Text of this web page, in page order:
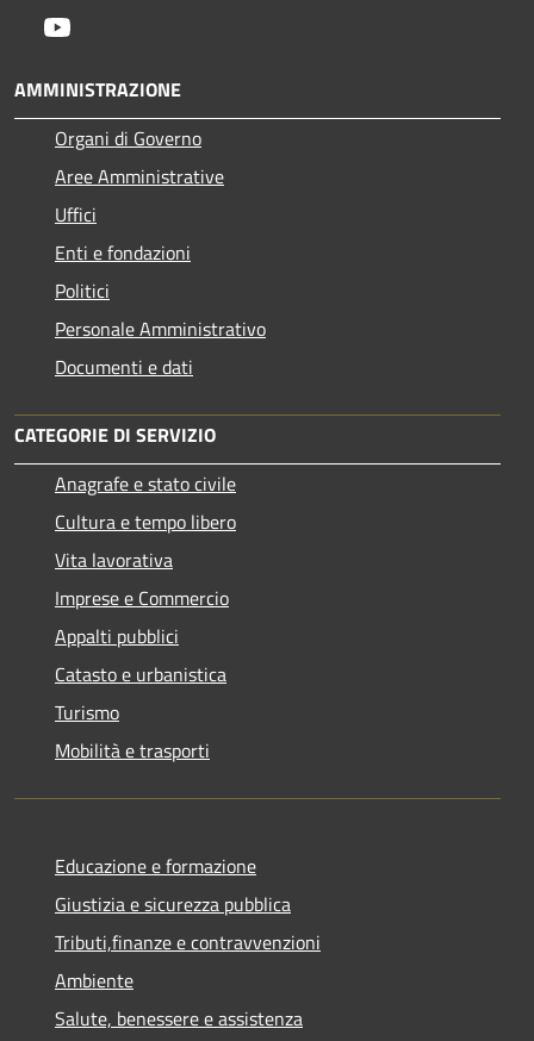
AMMINISTRAZIONE
Organi di Governo
Aree Amministrative
Uffici
Enti e fondazioni
Politici
Personale Amministrativo
Documenti e dati
CATEGORIE DI SERVIZIO
Anagrafe e stato civile
Cultura e tempo libero
Vita lavorativa
Imprese e Commercio
Appalti pubblici
Catasto e urbanistica
Turismo
Mobilità e trasporti
Educazione e formazione
Giustizia e sicurezza pubblica
Tributi,finanze e contravvenzioni
Ambiente
Salute, benessere e assistenza